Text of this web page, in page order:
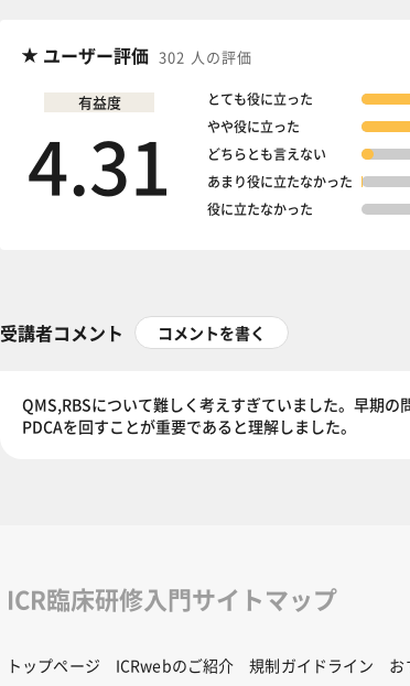
ユーザー評価 302 人の評価
有益度
4.31
とても役に立った
やや役に立った
どちらとも言えない
あまり役に立たなかった
役に立たなかった
受講者コメント コメントを書く
QMS,RBSについて難しく考えすぎていました。早期
PDCAを回すことが重要であると理解しました。
ICR臨床研修入門サイトマップ
トップページ ICRwebのご紹介 規制ガイドライン お